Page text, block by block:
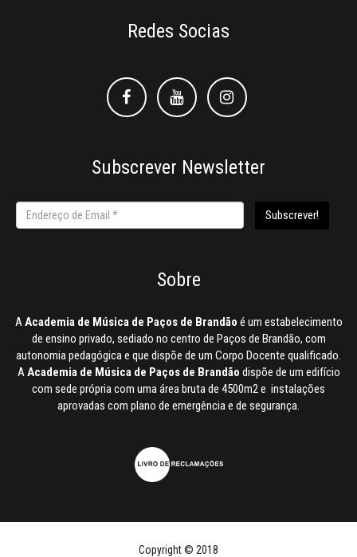
Redes Socias
FacebookFacebookInstagram
Subscrever Newsletter
Sobre
AAcademia de Música de Paços de Brandão é um estabelecimento
de ensino privado, sediado no centro de Paços de Brandão, com
autonomia pedagógica e que dispõe de um Corpo Docente qualificado.
AAcademia de Música de Paços de Brandão dispõe de um edifício
com sede própria com uma área bruta de 4500m2 e instalações
aprovadas com plano de emergência e de segurança.
Copyright © 2018